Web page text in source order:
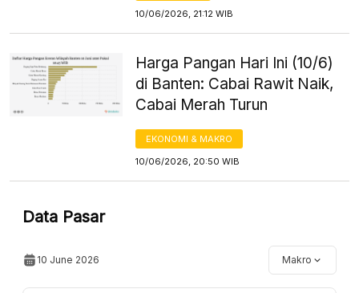
10/06/2026, 21:12 WIB
Harga Pangan Hari Ini (10/6)
di Banten: Cabai Rawit Naik,
Cabai Merah Turun
EKONOMI & MAKRO
10/06/2026, 20:50 WIB
Data Pasar
10 June 2026 Makro